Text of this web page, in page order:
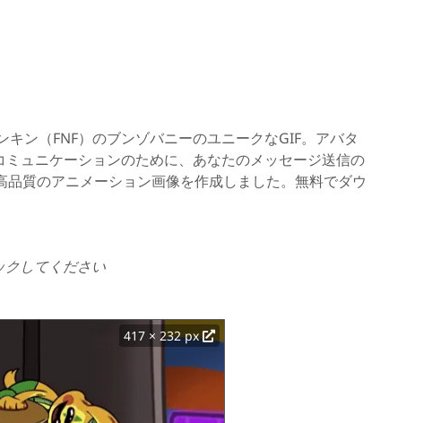
ン（FNF）のブンゾバニーのユニークなGIF。アバタ
ュニケーションのために、あなたのメッセージ送信の
質のアニメーション画像を作成しました。無料でダウ
クしてください
417 × 232 px